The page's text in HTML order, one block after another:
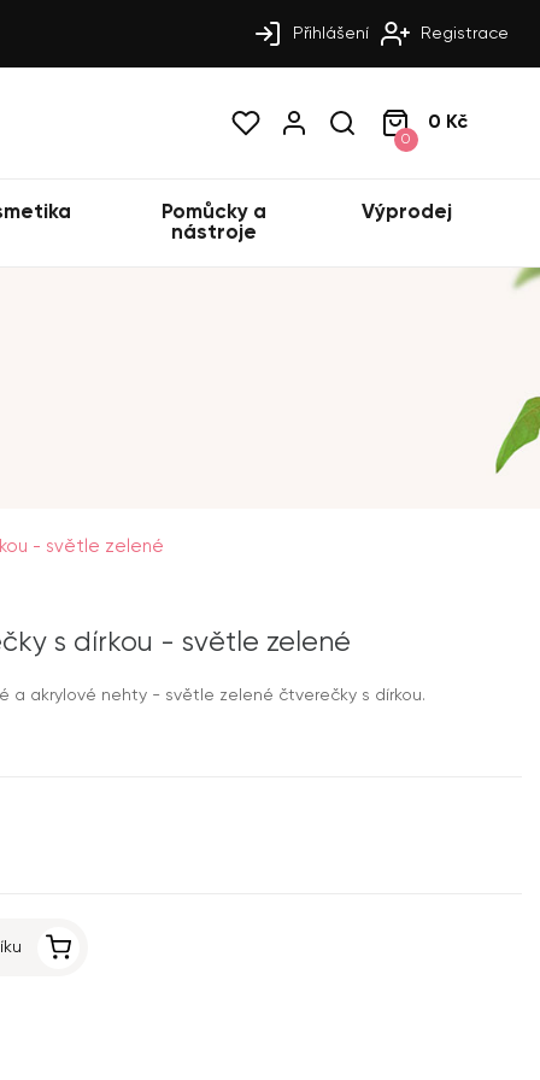
Přihlášení Registrace
0
0 Kč
Pomůcky a
nástroje
Výprodej
- světle zelené
s dírkou - světle zelené
a akrylové nehty - světle zelené čtverečky s dírkou.